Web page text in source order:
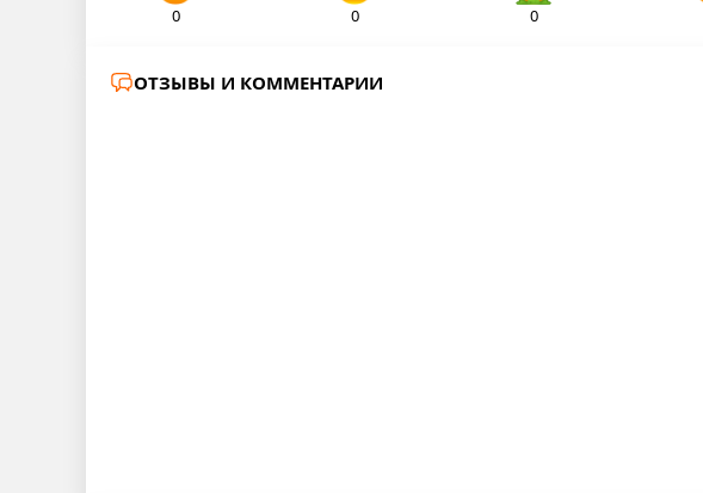
0 0 0
ОТЗЫВЫ И КОММЕНТАРИИ